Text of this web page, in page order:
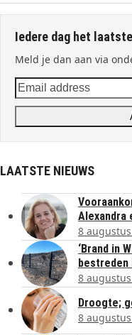
Iedere dag het
Meld je dan aan via
Email
address
LAATSTE NIEUWS
Alexandra
8
‘Brand in
bestreden
8
Droogte;
8